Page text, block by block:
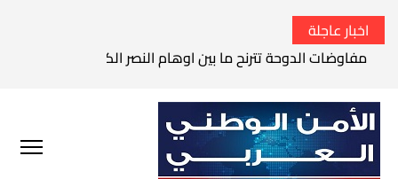
اخبار عاجلة
مفاوضات الدوحة تترنح ما بين اوهام النصر الكامل وواقع